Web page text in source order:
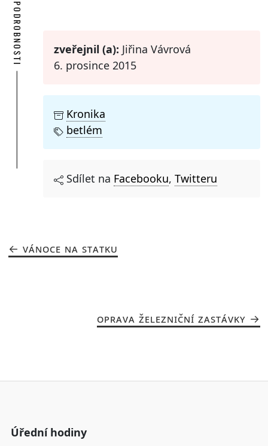
PODROBNOSTI zveřejnil (a): Jiřina Vávrová
6. prosince 2015
Kronika
betlém
Sdílet na Facebooku, Twitteru
VÁNOCE NA STATKU
OPRAVA ŽELEZNIČNÍ ZASTÁVKY
Úřední hodiny